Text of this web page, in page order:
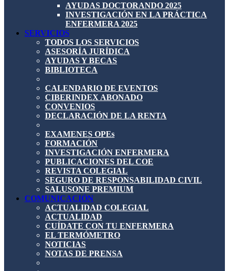
AYUDAS DOCTORANDO 2025
INVESTIGACIÓN EN LA PRÁCTICA
ENFERMERA 2025
SERVICIOS
TODOS LOS SERVICIOS
ASESORÍA JURÍDICA
AYUDAS Y BECAS
BIBLIOTECA
CALENDARIO DE EVENTOS
CIBERINDEX ABONADO
CONVENIOS
DECLARACIÓN DE LA RENTA
EXAMENES OPEs
FORMACIÓN
INVESTIGACIÓN ENFERMERA
PUBLICACIONES DEL COE
REVISTA COLEGIAL
SEGURO DE RESPONSABILIDAD CIVIL
SALUSONE PREMIUM
COMUNICACIÓN
ACTUALIDAD COLEGIAL
ACTUALIDAD
CUÍDATE CON TU ENFERMERA
EL TERMÓMETRO
NOTICIAS
NOTAS DE PRENSA